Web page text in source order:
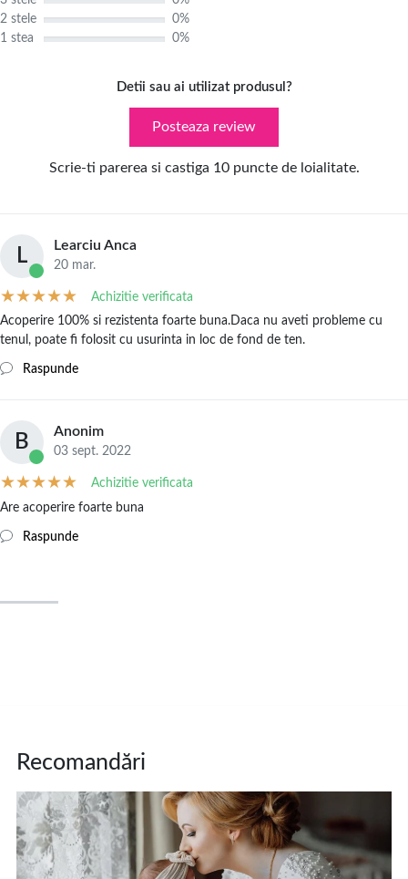
2 stele
0%
1 stea
0%
Detii sau ai utilizat produsul?
Posteaza review
Scrie-ti parerea si castiga 10 puncte de loialitate.
L Learciu Anca
20 mar.
Achizitie verificata
Acoperire 100% si rezistenta foarte buna.Daca nu aveti probleme cu
tenul, poate fi folosit cu usurinta in loc de fond de ten.
Raspunde
B Anonim
03 sept. 2022
Achizitie verificata
Are acoperire foarte buna
Raspunde
Recomandări